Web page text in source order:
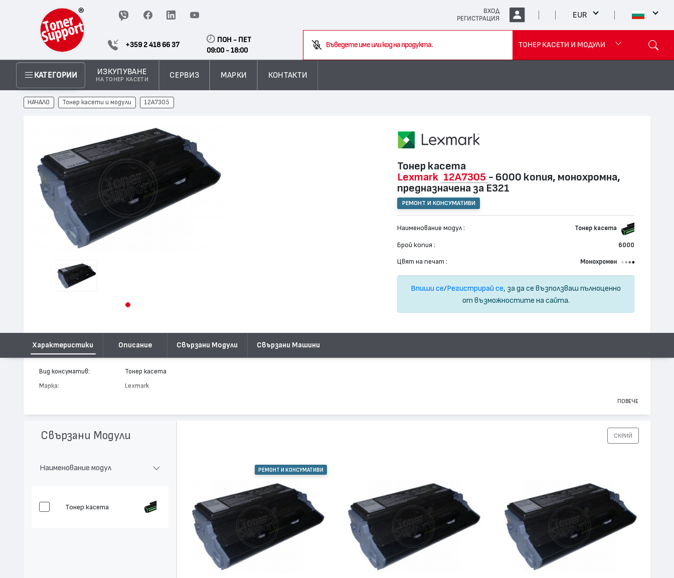
ВХОД
РЕГИСТРАЦИЯ
EUR
+359 2 418 66 37
ПОН - ПЕТ
09:00 - 18:00
Въ
ТОНЕР КАСЕТИ И МОДУЛИ
КАТЕГОРИИ ИЗКУПУВАНЕ
НА ТОНЕР КАСЕТИ
СЕРВИЗ МАРКИ КОНТАКТИ
НАЧАЛО Тонер касети и модули 12A7305
Тонер касета
Lexmark 12A7305 - 6000 копия, монохромна,
предназначена за E321
РЕМОНТ И КОНСУМАТИВИ
Наименование модул : Тонер касета
Брой копия : 6000
Цвят на печат : Монохромен
Впиши се/Регистрирай се, за да се възползваш пълноценно
от възможностите на сайта.
Характеристики Описание Свързани Модули Свързани Машини
Вид консуматив: Тонер касета
Марка: Lexmark
Цвят: Монохромен
Капацитет:
ПОВЕЧЕ
Свързани Модули СКРИЙ
Наименование модул
Тонер касета
РЕМОНТ И КОНСУМАТИВИ